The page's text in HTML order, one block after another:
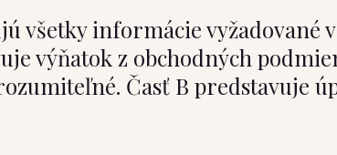
všetky informácie vyžadované
výňatok z obchodných
Časť B predstavuje